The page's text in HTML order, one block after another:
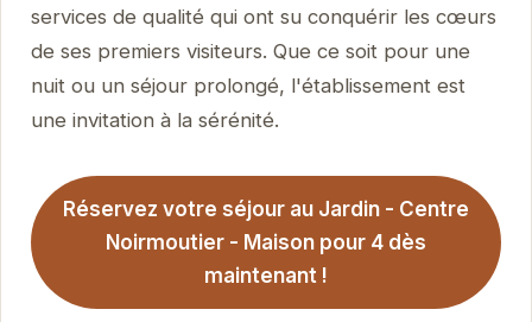
services de qualité qui ont su conquérir les cœurs
de ses premiers visiteurs. Que ce soit pour une
nuit ou un séjour prolongé, l'établissement est
une invitation à la sérénité.
Réservez votre séjour au Jardin - Centre
Noirmoutier - Maison pour 4 dès
maintenant !